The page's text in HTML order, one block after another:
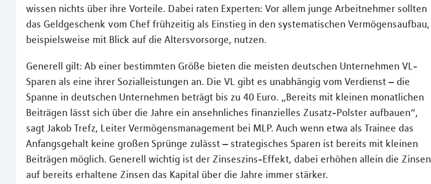
wissen nichts über ihre Vorteile. Dabei raten Experten: Vor allem junge Arbeitnehmer sollten
das Geldgeschenk vom Chef frühzeitig als Einstieg in den systematischen Vermögensaufbau,
beispielsweise mit Blick auf die Altersvorsorge, nutzen.
Generell gilt: Ab einer bestimmten Größe bieten die meisten deutschen Unternehmen VL-
Sparen als eine ihrer Sozialleistungen an. Die VL gibt es unabhängig vom Verdienst – die
Spanne in deutschen Unternehmen beträgt bis zu 40 Euro. „Bereits mit kleinen monatlichen
Beiträgen lässt sich über die Jahre ein ansehnliches finanzielles Zusatz-Polster aufbauen“,
sagt Jakob Trefz, Leiter Vermögensmanagement bei MLP. Auch wenn etwa als Trainee das
Anfangsgehalt keine großen Sprünge zulässt – strategisches Sparen ist bereits mit kleinen
Beiträgen möglich. Generell wichtig ist der Zinseszins-Effekt, dabei erhöhen allein die Zinsen
auf bereits erhaltene Zinsen das Kapital über die Jahre immer stärker.